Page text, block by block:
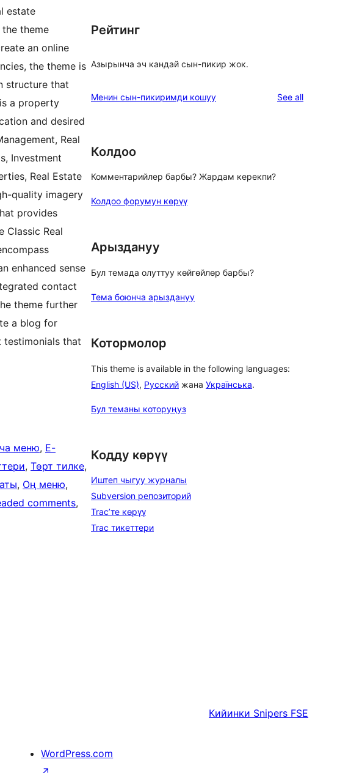
estate
theme
an online
the theme is
structure that
a property
and desired
Real
Investment
Real Estate
quality imagery
provides
Classic Real
enhanced sense
contact
theme further
a blog for
testimonials that
меню, E-
, Төрт тилке
, Оң меню
comments
Рейтинг
Азырынча эч кандай сын-пикир жок.
Менин сын-пикиримди кошуу See allreviews
Колдоо
Комментарийлер барбы? Жардам керекпи?
Колдоо форумун көрүү
Арыздануу
Бул темада олуттуу көйгөйлөр барбы?
Тема боюнча арыздануу
Котормолор
This theme is available in the following languages:
English (US), Русский жана Українська.
Бул теманы которуңуз
Кодду көрүү
Иштеп чыгуу журналы
Subversion репозиторий
Trac’те көрүү
Trac тикеттери
Кийинки Snipers FSE
WordPress.com